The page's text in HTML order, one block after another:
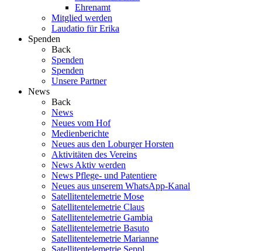
Ehrenamt
Mitglied werden
Laudatio für Erika
Spenden
Back
Spenden
Spenden
Unsere Partner
News
Back
News
Neues vom Hof
Medienberichte
Neues aus den Loburger Horsten
Aktivitäten des Vereins
News Aktiv werden
News Pflege- und Patentiere
Neues aus unserem WhatsApp-Kanal
Satellitentelemetrie Mose
Satellitentelemetrie Claus
Satellitentelemetrie Gambia
Satellitentelemetrie Basuto
Satellitentelemetrie Marianne
Satellitentelemetrie Seppl